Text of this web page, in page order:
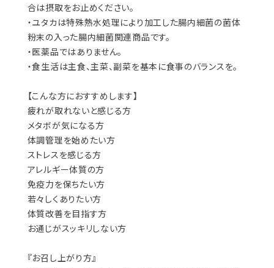
合は摂取をお止めください。
・ユタカは特殊熱水処理により加工した腸内細菌の菌体
粉末の入った腸内細菌関連商品です。
・医薬品ではありません。
・食生活は主食、主菜、副菜を基本に食事のバランスを。
【こんな方におすすめします】
疲れが取れないと感じる方
メタボが気になる方
体調管理を始めたい方
ストレスを感じる方
アレルギー体質の方
免疫力を保ちたい方
若々しくありたい方
体質改善を目指す方
お通じがスッキリしない方
『お召し上がり方』